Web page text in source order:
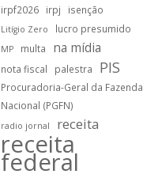
irpf2026
irpj isenção
Litígio Zero lucro presumido
MP multa na mídia
nota fiscal palestra PIS
Procuradoria-Geral da Fazenda
Nacional (PGFN)
radio jornal receita
receita
federal